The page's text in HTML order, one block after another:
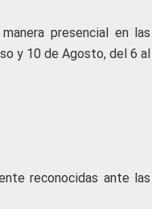
presencial en las
y 10 de Agosto, del 6 al
reconocidas ante las